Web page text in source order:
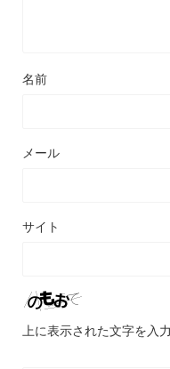
名前
メール
サイト
上に表示された文字を入